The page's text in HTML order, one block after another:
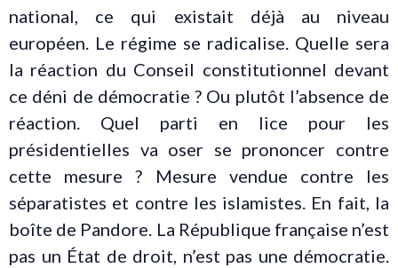
national, ce qui existait déjà au niveau
européen. Le régime se radicalise. Quelle sera
la réaction du Conseil constitutionnel devant
ce déni de démocratie ? Ou plutôt l’absence de
réaction. Quel parti en lice pour les
présidentielles va oser se prononcer contre
cette mesure ? Mesure vendue contre les
séparatistes et contre les islamistes. En fait, la
boîte de Pandore. La République française n’est
pas un État de droit, n’est pas une démocratie.